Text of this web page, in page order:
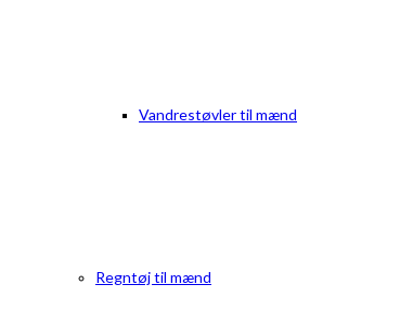
Vandrestøvler til mænd
Regntøj til mænd